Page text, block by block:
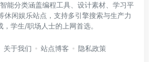
能分类涵盖编程工具、设计素材、学习平
休闲娱乐站点，支持多引擎搜索与生产力
，学生/职场人士的上网首选。
关于我们 站点博客 隐私政策